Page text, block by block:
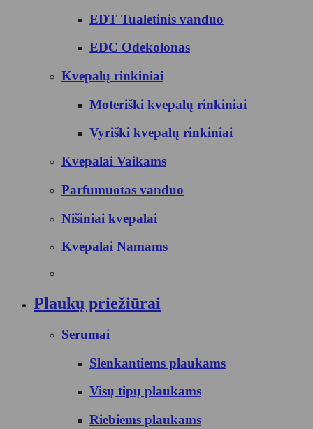
EDT Tualetinis vanduo
EDC Odekolonas
Kvepalų rinkiniai
Moteriški kvepalų rinkiniai
Vyriški kvepalų rinkiniai
Kvepalai Vaikams
Parfumuotas vanduo
Nišiniai kvepalai
Kvepalai Namams
Plaukų priežiūrai
Serumai
Slenkantiems plaukams
Visų tipų plaukams
Riebiems plaukams